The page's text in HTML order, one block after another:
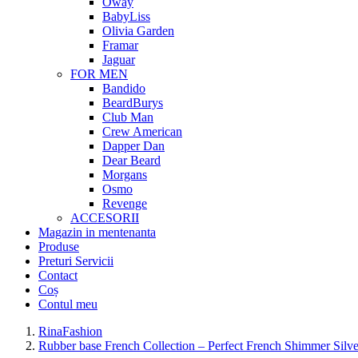
BabyLiss
Olivia Garden
Framar
Jaguar
FOR MEN
Bandido
BeardBurys
Club Man
Crew American
Dapper Dan
Dear Beard
Morgans
Osmo
Revenge
ACCESORII
Magazin in mentenanta
Produse
Preturi Servicii
Contact
Coș
Contul meu
RinaFashion
Rubber base French Collection – Perfect French Shimmer